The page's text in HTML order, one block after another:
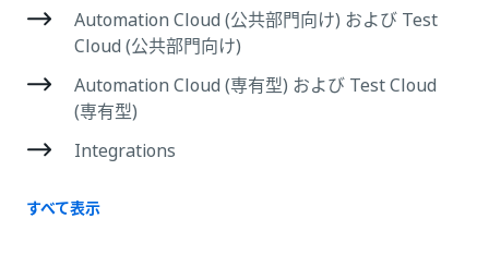
Automation Cloud (公共部門向け) および Test
Cloud (公共部門向け)
Automation Cloud (専有型) および Test Cloud
(専有型)
Integrations
すべて表示